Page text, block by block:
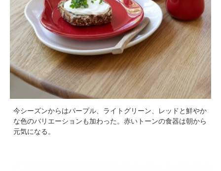
今シーズンからはパープル、ライトグリーン、レッドと鮮やか
な色のバリエーションも加わった。赤いトーンの食器は朝から
元気になる。